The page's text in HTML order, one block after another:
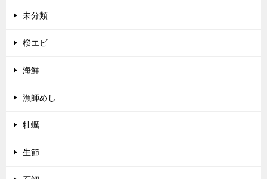
未分類
桜エビ
海鮮
漁師めし
牡蠣
生節